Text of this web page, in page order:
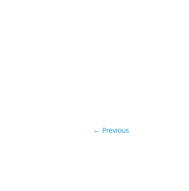
← Previous